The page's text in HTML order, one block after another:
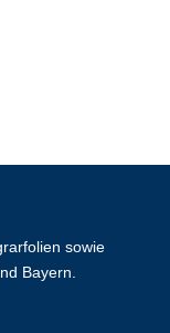
sowie
Bayern.